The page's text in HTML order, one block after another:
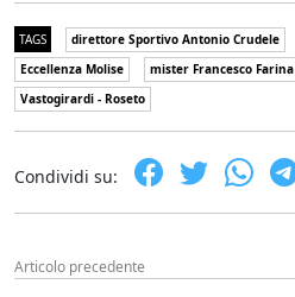
TAGS direttore Sportivo Antonio Crudele
Eccellenza Molise
mister Francesco Farina
Vastogirardi - Roseto
Condividi su:
Articolo precedente